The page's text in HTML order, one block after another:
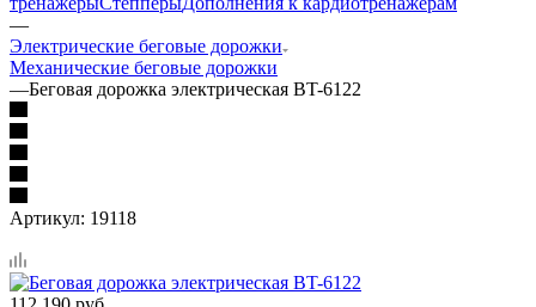
—
Электрические беговые дорожки
Механические беговые дорожки
—Беговая дорожка электрическая BT-6122
Артикул: 19118